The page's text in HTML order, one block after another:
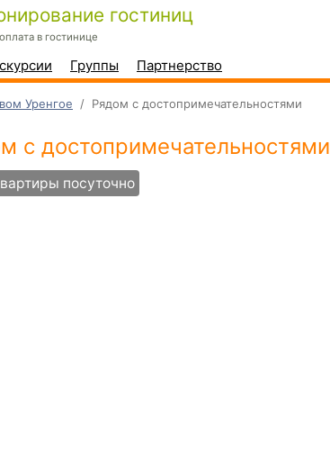
гостиниц
оплата в гостинице
Группы Партнерство
Уренгое / Рядом с достопримечательностями
с достопримечательностями
посуточно